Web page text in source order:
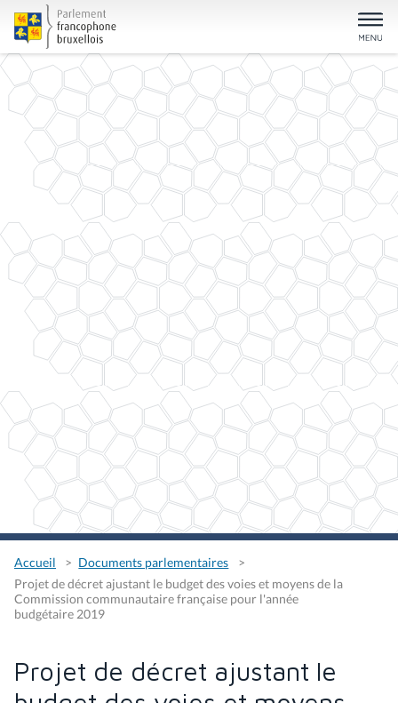
Accueil
Documents parlementaires
Projet de décret ajustant le budget des voies et moyens de la
Commission communautaire française pour l'année
budgétaire 2019
Projet de décret ajustant le